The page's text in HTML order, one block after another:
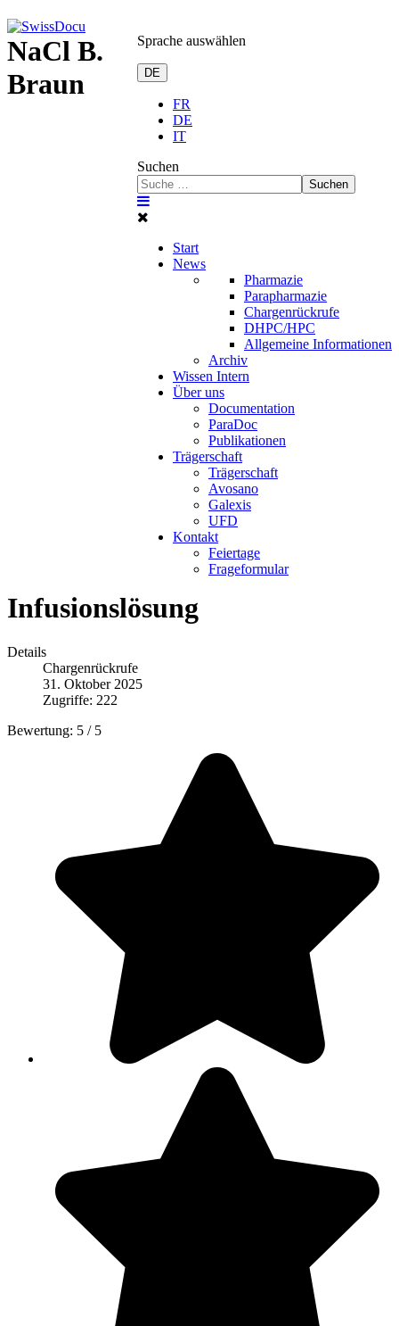
Sprache auswählen
DE
FR
DE
IT
Suchen
Suchen
Start
News
Pharmazie
Parapharmazie
Chargenrückrufe
DHPC/HPC
Allgemeine Informationen
Archiv
Wissen Intern
Über uns
Documentation
ParaDoc
Publikationen
Trägerschaft
Trägerschaft
Avosano
Galexis
UFD
Kontakt
Feiertage
Frageformular
NaCl B.
Braun
Infusionslösung
Details
Chargenrückrufe
31. Oktober 2025
Zugriffe: 222
Bewertung: 5 / 5